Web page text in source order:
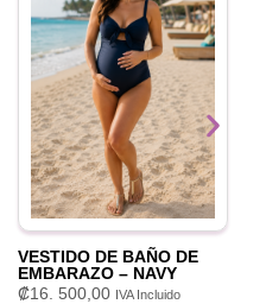
VESTIDO DE BAÑO DE
EMBARAZO – NAVY
₡16. 500,00 IVA Incluido